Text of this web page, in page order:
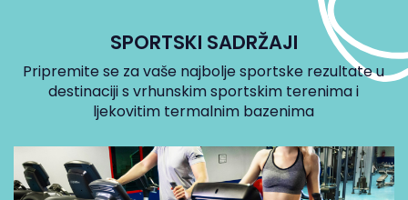
SPORTSKI SADRŽAJI
Pripremite se za vaše najbolje sportske rezultate u
destinaciji s vrhunskim sportskim terenima i
ljekovitim termalnim bazenima